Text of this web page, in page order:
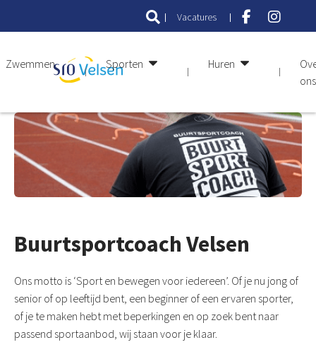
Vacatures
Zwemmen Sporten Huren
ons
Buurtsportcoach Velsen
Ons motto is ‘Sport en bewegen voor iedereen’. Of je nu jong of
senior of op leeftijd bent, een beginner of een ervaren sporter,
of je te maken hebt met beperkingen en op zoek bent naar
passend sportaanbod, wij staan voor je klaar.